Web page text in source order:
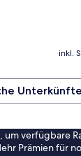
inkl.
um verfügbare
Prämien für